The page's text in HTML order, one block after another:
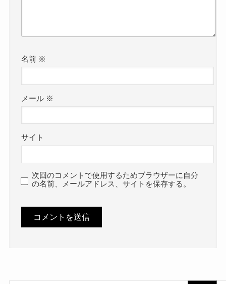
名前 ※
メール ※
サイト
次回のコメントで使用するためブラウザーに自分
の名前、メールアドレス、サイトを保存する。